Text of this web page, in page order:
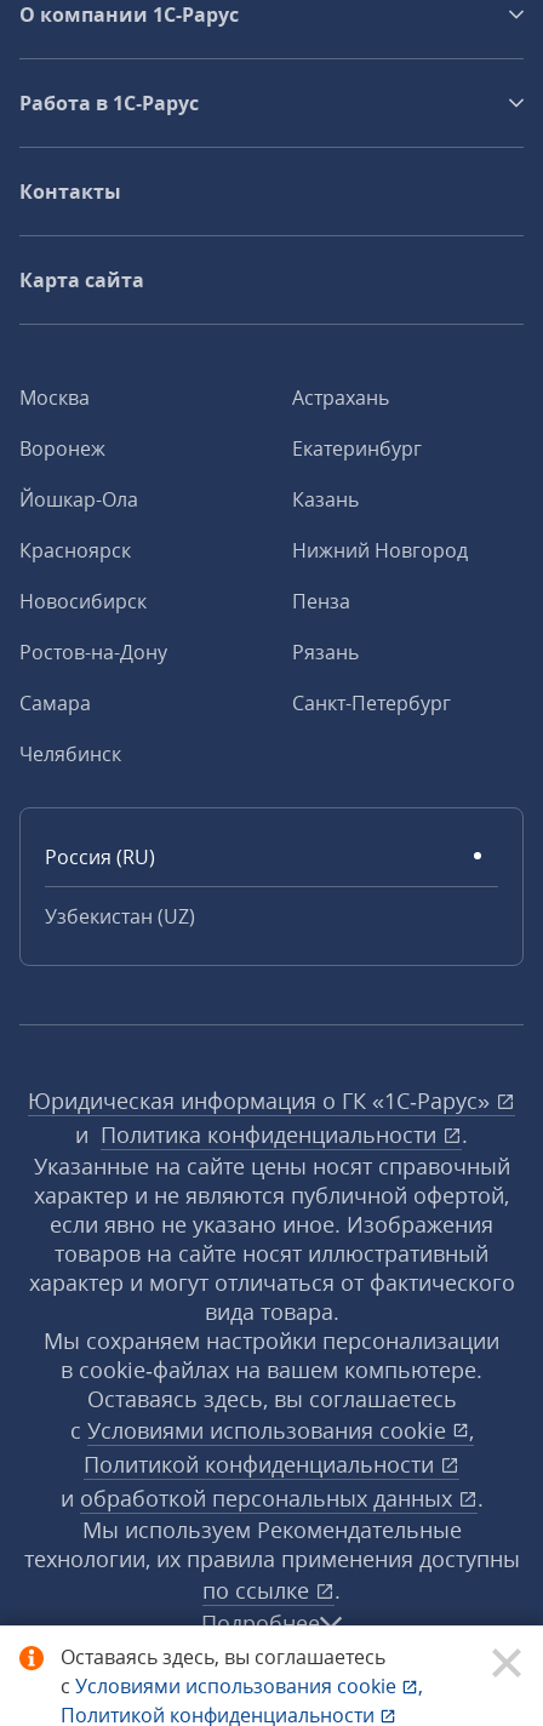
Оставаясь здесь, вы соглашаетесь
с Условиями использования cookie
,
Политикой конфиденциальности
Москва
Астрахань
Воронеж
Екатеринбург
Йошкар-Ола
Казань
Красноярск
Нижний Новгород
Новосибирск
Пенза
Ростов-на-Дону
Рязань
Самара
Санкт-Петербург
Челябинск
Россия (RU)
Узбекистан (UZ)
О компании 1C-Рарус
Работа в 1С‑Рарус
Контакты
Карта сайта
Юридическая информация о ГК «1С‑Рарус»
и Политика конфиденциальности
.
Указанные на сайте цены носят справочный
характер и не являются публичной офертой,
если явно не указано иное. Изображения
товаров на сайте носят иллюстративный
характер и могут отличаться от фактического
вида товара.
Мы сохраняем настройки персонализации
в cookie‑файлах на вашем компьютере.
Оставаясь здесь, вы соглашаетесь
с Условиями использования cookie
,
Политикой конфиденциальности
и обработкой персональных данных
.
Мы используем Рекомендательные
технологии, их правила применения доступны
по ссылке
.
Подробнее
© 1998−2026 «1С‑Рарус» ®. Все права